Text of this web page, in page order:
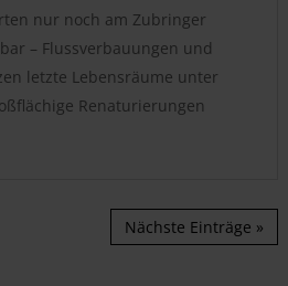
nur noch am Zubringer
– Flussverbauungen und
letzte Lebensräume unter
Renaturierungen
Nächste Einträge »